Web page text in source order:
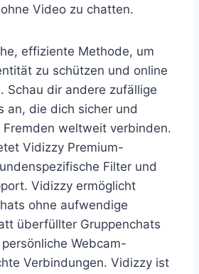
Video zu chatten.
effiziente Methode, um
zu schützen und online
Schau dir andere zufällige
an, die dich sicher und
weltweit verbinden.
Vidizzy Premium-
Filter und
Vidizzy ermöglicht
ohne aufwendige
überfüllter Gruppenchats
Webcam-
Verbindungen. Vidizzy ist